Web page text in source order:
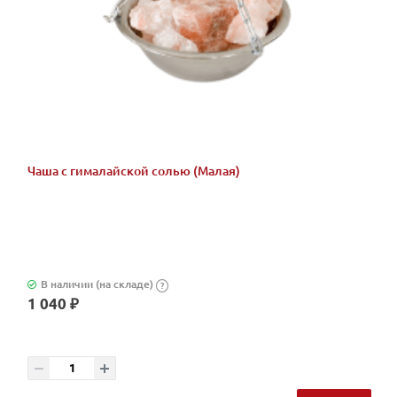
Чаша с гималайской солью (Малая)
В наличии (на складе) ?
1 040 ₽